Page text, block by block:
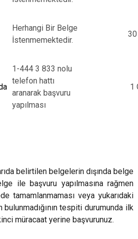
Herhangi Bir Belge
İstenmemektedir.
30
1-444 3 833 nolu
telefon hattı
aranarak başvuru
yapılması
1
belirtilen belgelerin dışında belge
ile başvuru yapılmasına rağmen
tamamlanmaması veya yukarıdaki
tespiti durumunda ilk
müracaat yerine başvurunuz.